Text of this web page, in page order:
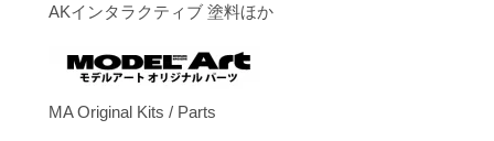
AKインタラクティブ 塗料ほか
MA Original Kits / Parts